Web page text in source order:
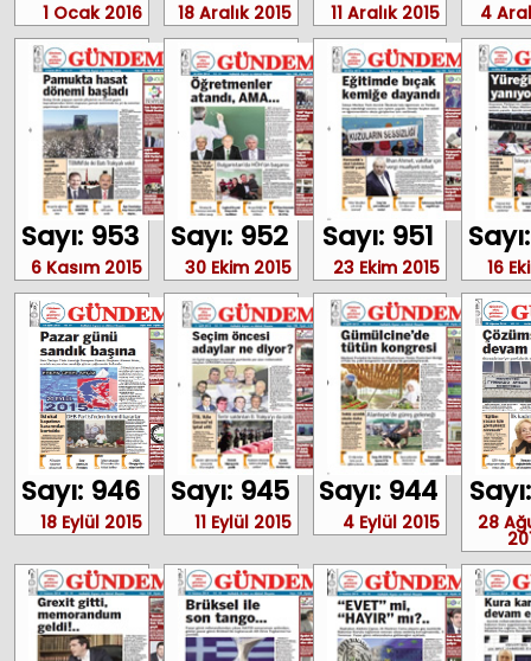
1 Ocak 2016 18 Aralık 2015 11 Aralık 2015 4
Sayı: 953
6 Kasım 2015
Sayı: 952
30 Ekim 2015
Sayı: 951
23 Ekim 2015 16
Sayı: 946
18 Eylül 2015
Sayı: 945
11 Eylül 2015
Sayı: 944
4 Eylül 2015 28